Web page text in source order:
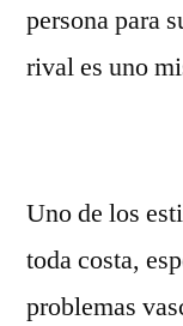
persona para
rival es uno
Uno de los
toda costa,
problemas